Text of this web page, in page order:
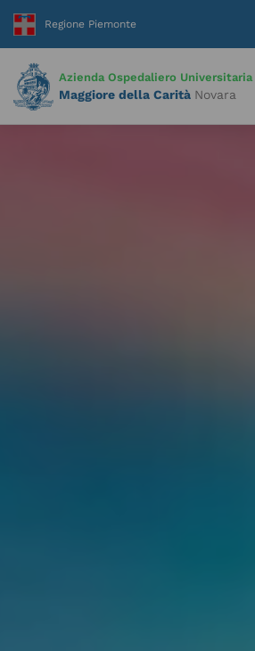
contenuto
Azienda Ospedaliero Universitaria
Maggiore della Carità Novara